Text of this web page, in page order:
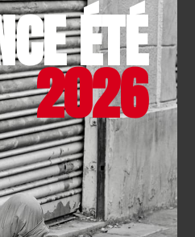
;
dépendants ou
Les
devront rester
déséquilibre de
pour toute maladie
une amélioration de
à être un
l’encontre d’une
ÉTÉ
2026